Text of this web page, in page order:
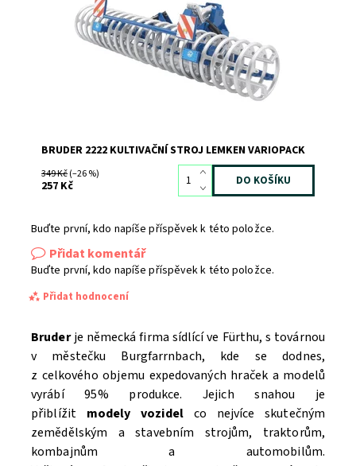
Dostupnost:
Skladem 3
543
Značka:
BRUDER
BRUDER 2222 KULTIVAČNÍ STROJ LEMKEN VARIOPACK
349 Kč(–26 %)
257 Kč
Buďte první, kdo napíše příspěvek k této položce.
Přidat komentář
Buďte první, kdo napíše příspěvek k této položce.
Přidat hodnocení
Bruderje německá firma sídlící ve Fürthu, s továrnou
v městečku Burgfarrnbach, kde se dodnes,
z celkového objemu expedovaných hraček a modelů
vyrábí 95% produkce. Jejich snahou je
přiblížit modely vozidelco nejvíce skutečným
zemědělským a stavebním strojům, traktorům,
kombajnům a automobilům.